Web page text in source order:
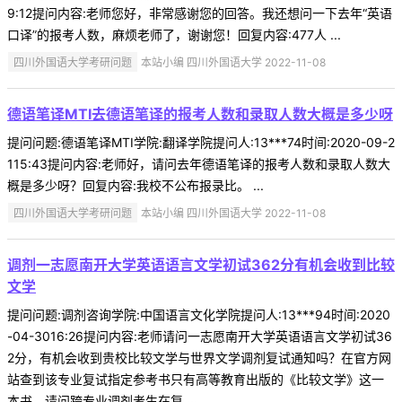
9:12提问内容:老师您好，非常感谢您的回答。我还想问一下去年“英语
口译”的报考人数，麻烦老师了，谢谢您！回复内容:477人 ...
四川外国语大学考研问题 本站小编 四川外国语大学 2022-11-08
德语笔译MTI去德语笔译的报考人数和录取人数大概是多少呀
提问问题:德语笔译MTI学院:翻译学院提问人:13***74时间:2020-09-2
115:43提问内容:老师好，请问去年德语笔译的报考人数和录取人数大
概是多少呀？回复内容:我校不公布报录比。 ...
四川外国语大学考研问题 本站小编 四川外国语大学 2022-11-08
调剂一志愿南开大学英语语言文学初试362分有机会收到比较
文学
提问问题:调剂咨询学院:中国语言文化学院提问人:13***94时间:2020
-04-3016:26提问内容:老师请问一志愿南开大学英语语言文学初试36
2分，有机会收到贵校比较文学与世界文学调剂复试通知吗？在官方网
站查到该专业复试指定参考书只有高等教育出版的《比较文学》这一